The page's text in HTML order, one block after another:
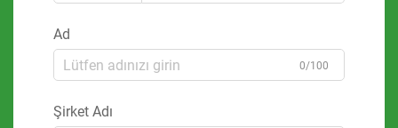
Ad
0/100
Şirket Adı